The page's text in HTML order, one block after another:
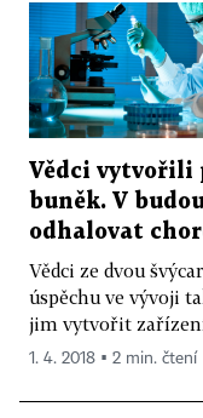
Vědci vytvořili
buněk. V
odhalovat
Vědci ze dvou
úspěchu ve vývoji
jim vytvořit
1. 4. 2018 ▪ 2 min. čtení